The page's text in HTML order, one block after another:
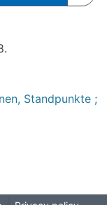
Standpunkte ;